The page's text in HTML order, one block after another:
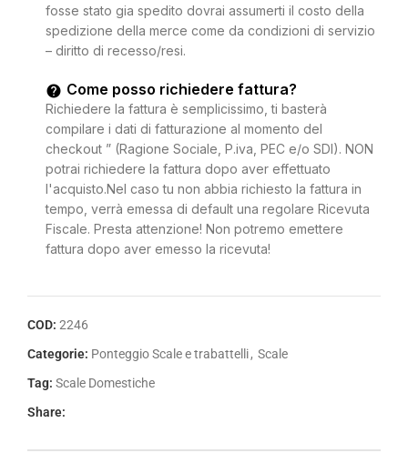
fosse stato gia spedito dovrai assumerti il costo della
spedizione della merce come da condizioni di servizio
– diritto di recesso/resi.
Come posso richiedere fattura?
Richiedere la fattura è semplicissimo, ti basterà
compilare i dati di fatturazione al momento del
checkout ” (Ragione Sociale, P.iva, PEC e/o SDI). NON
potrai richiedere la fattura dopo aver effettuato
l'acquisto.Nel caso tu non abbia richiesto la fattura in
tempo, verrà emessa di default una regolare Ricevuta
Fiscale. Presta attenzione! Non potremo emettere
fattura dopo aver emesso la ricevuta!
COD: 2246
Categorie: Ponteggio Scale e trabattelli, Scale
Tag: Scale Domestiche
Share: